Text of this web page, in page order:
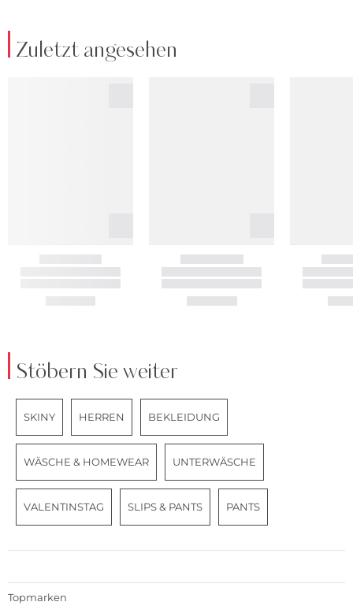
Zuletzt angesehen
Stöbern Sie weiter
SKINY HERREN BEKLEIDUNG
WÄSCHE & HOMEWEAR UNTERWÄSCHE
VALENTINSTAG SLIPS & PANTS PANTS
Topmarken